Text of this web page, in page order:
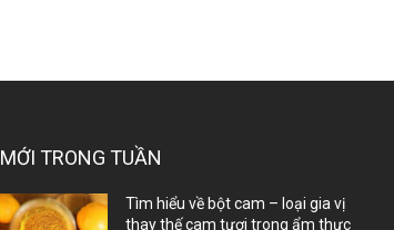
MỚI TRONG TUẦN
Tìm hiểu về bột cam – loại gia vị
thay thế cam tươi trong ẩm thực